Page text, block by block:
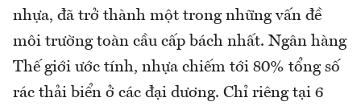
nhựa, đã trở thành một trong những vấn đề
môi trường toàn cầu cấp bách nhất. Ngân hàng
Thế giới ước tính, nhựa chiếm tới 80% tổng số
rác thải biển ở các đại dương. Chỉ riêng tại 6